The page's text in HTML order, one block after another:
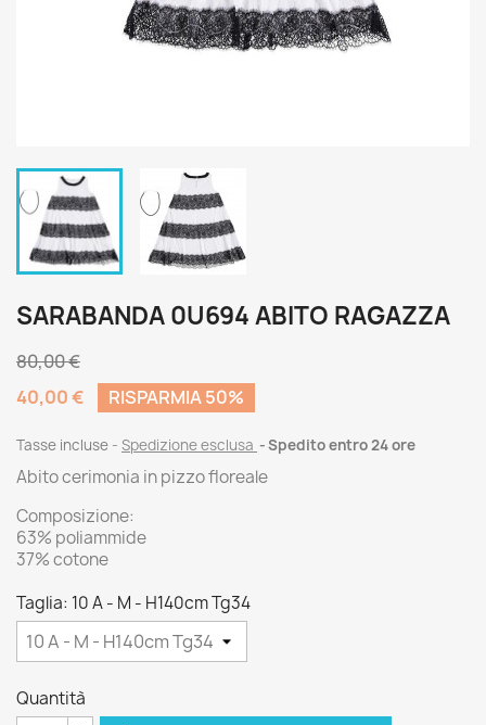
SARABANDA 0U694 ABITO RAGAZZA
80,00 €
40,00 €
RISPARMIA 50%
Tasse incluse Spedizione esclusa Spedito entro 24 ore
Abito cerimonia in pizzo floreale
Composizione:
63% poliammide
37% cotone
Taglia: 10 A - M - H140cm Tg34
Quantità